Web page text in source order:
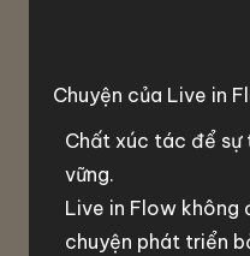
Chuyện của Live in
Chất xúc tác để sự
vững.
Live in Flow
chuyện phát triển